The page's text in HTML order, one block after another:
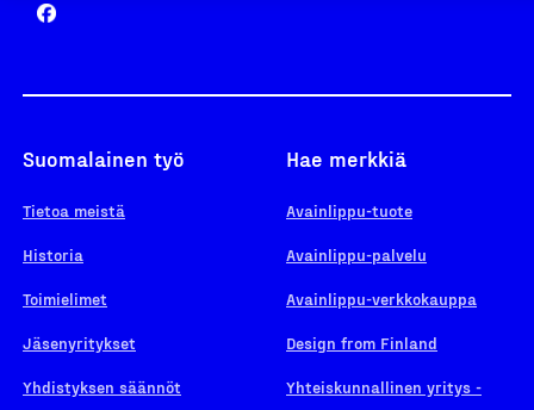
Suomalainen työ
Tietoa meistä
Historia
Toimielimet
Jäsenyritykset
Yhdistyksen säännöt
Hae merkkiä
Avainlippu-tuote
Avainlippu-palvelu
Avainlippu-verkkokauppa
Design from Finland
Yhteiskunnallinen yritys -